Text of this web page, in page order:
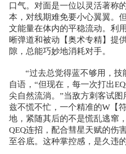
口气。对面是一位以灵活著称
本，对线期难免要小心翼翼。
文能量在体内的平稳流动。利
晰弹道和被动【奥术专精】提
隙，总能巧妙地消耗对手。
“过去总觉得蓝不够用，技
自语，“但现在，每一次打出
尖自然流淌。”当敌方刺客试
兹不慌不忙，一个精准的W【
地，紧随其后的不是慌乱逃窜
QEQ连招，配合彗星天赋的伤
至谷底。这种掌控感，是久违的